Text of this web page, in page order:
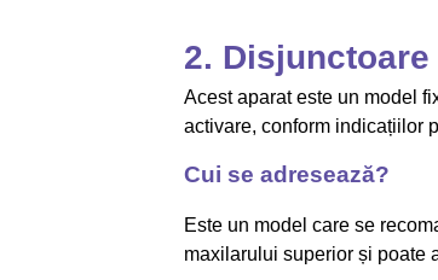
2.
Acest aparat este un model
activare, conform indicațiilor
Cui se adresează?
Este un model care se
maxilarului superior și poate